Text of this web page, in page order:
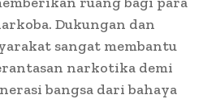
Dukungan dan
sangat membantu
narkotika demi
bangsa dari bahaya